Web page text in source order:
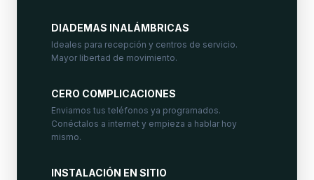
DIADEMAS INALÁMBRICAS
Ideales para recepción y centros de servicio.
Mayor libertad de movimiento.
CERO COMPLICACIONES
Enviamos tus teléfonos ya programados.
Conéctalos a internet y empieza a hablar hoy
mismo.
INSTALACIÓN EN SITIO